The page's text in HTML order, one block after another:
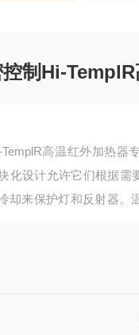
制Hi-
高温红外加热器
化设计允许它们根据
却来保护灯和反射器。